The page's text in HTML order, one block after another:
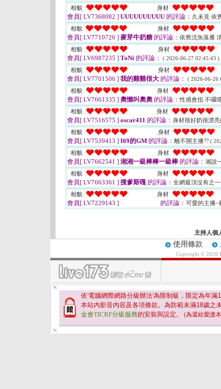
相貌 身材
會員[ LV7368082 ] UUUUUUUUUU 的評論： 久未見 依
相貌
身材
會員[ LV7710726 ] 麥芽牛奶糖 的評論： 依舊沈魚落雁
相貌
身材
會員[ LV6987235 ] ToNi 的評論： ( 2026-06-27 02:45:43 )
相貌 身材
會員[ LV7701506 ] 我的雞雞很大 的評論： ( 2026-06-26
相貌 身材
會員[ LV7661335 ] 奧懶叫奧奧 的評論：性感會扭 不囉
相貌
身材
會員[ LV7516575 ] oscar411 的評論： 身材很好奶很漂
相貌
身材
會員[ LV7539413 ] I69的GM 的評論： 離不開主播?? (
相貌 身材
會員[ LV7662541 ] 湘湘一級棒棒一級棒 的評論： 湘說
相貌
身材
會員[ LV7663361 ] 搜爹斯嘎 的評論： 全網最頂沒有之
相貌
身材
會員[ LV7229143 ] 的評論： 可愛的主播
主持人個
使用條款
Copyright © 2026
依'電腦網際網路分級辦法'為限制級，限定為年滿
本站內影音內容及各項條款。為防範未滿18歲之
金會TICRF分級服務的安裝與設定。 (為還給愛護